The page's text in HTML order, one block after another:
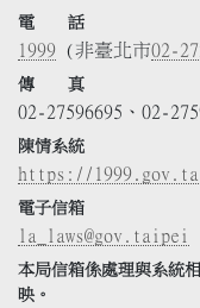
電 話
1999 (非臺北市02-
傳 真
02-27596695、02-
陳情系統
https://
電子信箱
la_laws@gov.taipei
本局信箱係處理與系統
映。